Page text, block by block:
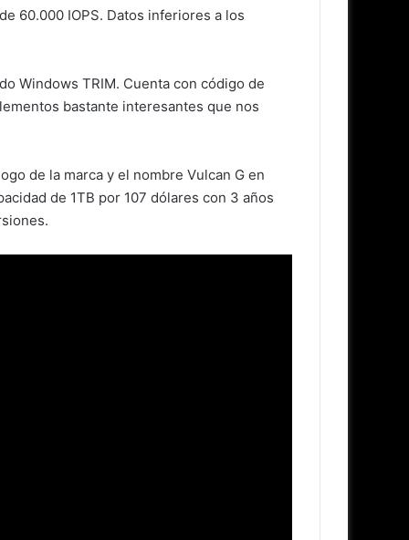
60.000 IOPS. Datos inferiores a los
Windows TRIM. Cuenta con código de
bastante interesantes que nos
de la marca y el nombre Vulcan G en
de 1TB por 107 dólares con 3 años